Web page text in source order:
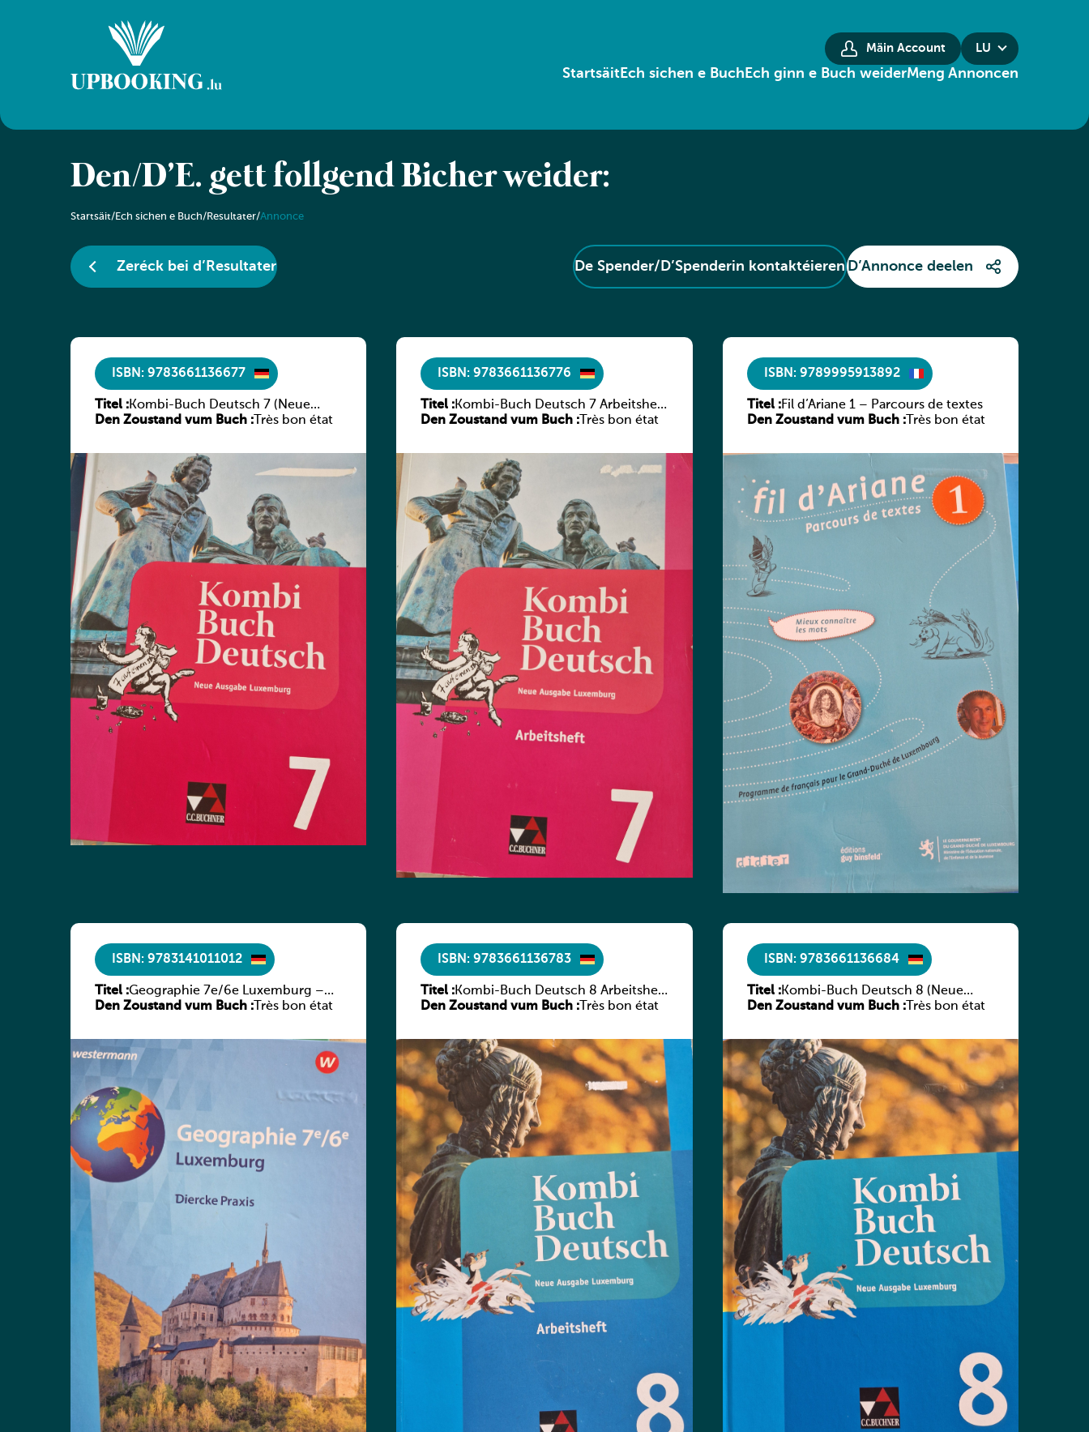
Mäin Account LU
StartsäitEch sichen e Buch Ech ginn e Buch weiderMeng Annoncen
Den/D’E. gëtt follgend Bicher weider:
Startsäit/Ech sichen e Buch/Resultater/Annonce
Zeréck bei d’Resultater De Spender/D’Spenderin kontaktéieren D’Annonce deelen
ISBN: 9783661136677
Titel :Kombi-Buch Deutsch 7 (Neue
Ausgabe Luxemburg)
Den Zoustand vum Buch : Très bon état
ISBN: 9783661136776
Titel :Kombi-Buch Deutsch 7 Arbeitsheft
(Neue Ausgabe Luxemburg)
Den Zoustand vum Buch : Très bon état
ISBN: 9789995913892
Titel :Fil d’Ariane 1 – Parcours de textes
Den Zoustand vum Buch :Très bon état
ISBN: 9783141011012
Titel :Geographie 7e/6e Luxemburg –
Diercke Praxis
Den Zoustand vum Buch : Très bon état
ISBN: 9783661136783
Titel :Kombi-Buch Deutsch 8 Arbeitsheft
(Neue Ausgabe Luxemburg)
Den Zoustand vum Buch : Très bon état
ISBN: 9783661136684
Titel :Kombi-Buch Deutsch 8 (Neue
Ausgabe Luxemburg)
Den Zoustand vum Buch :Très bon état